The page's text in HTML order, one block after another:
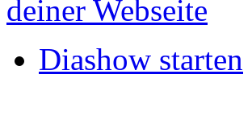
Diashow starten